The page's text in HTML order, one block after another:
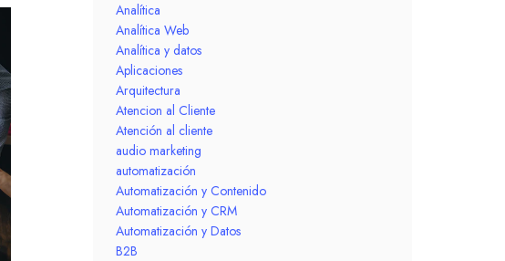
Analítica
Analítica Web
Analítica y datos
Aplicaciones
Arquitectura
Atencion al Cliente
Atención al cliente
audio marketing
automatización
Automatización y Contenido
Automatización y CRM
Automatización y Datos
B2B